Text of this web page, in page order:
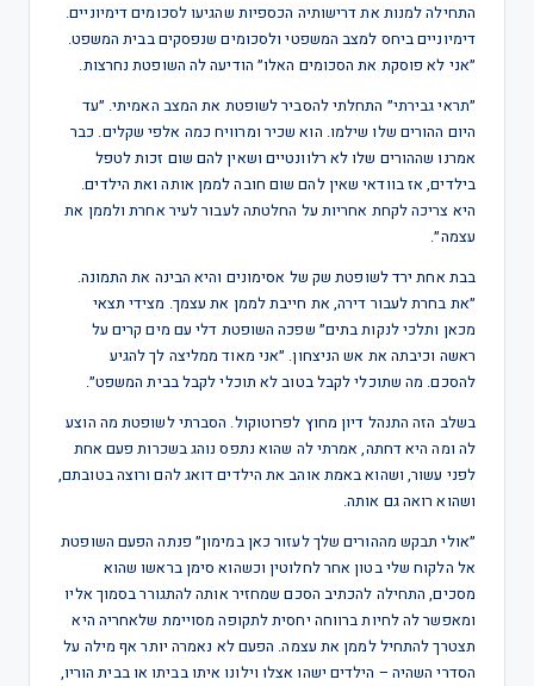
התחילה למנות את דרישותיה הכספיות שהגיעו לסכומים דימיוניים.
דימיוניים ביחס למצב המשפטי ולסכומים שנפסקים בבית המשפט.
״אני לא פוסקת את הסכומים האלו״ הודיעה לה השופטת נחרצות.
״תראי גבירתי״ התחלתי להסביר לשופטת את המצב האמיתי. ״עד
היום ההורים שלו שילמו. הוא שכיר ומרוויח כמה אלפי שקלים. כבר
אמרנו שההורים שלו לא רלוונטיים ושאין להם שום זכות לטפל
בילדים, אז בוודאי שאין להם שום חובה לממן אותה ואת הילדים.
היא צריכה לקחת אחריות על החלטתה לעבור לעיר אחרת ולממן את
עצמה״.
בבת אחת ירד לשופטת שק של אסימונים והיא הבינה את התמונה.
״את בחרת לעבור דירה, את חייבת לממן את עצמך. מצידי תצאי
מכאן ותלכי לנקות בתים״ שפכה השופטת דלי עם מים קרים על
ראשה וכיבתה את אש הניצחון. ״אני מאוד ממליצה לך להגיע
להסכם. מה שתוכלי לקבל בטוב לא תוכלי לקבל בבית המשפט״.
בשלב הזה התנהל דיון מחוץ לפרוטוקול. הסברתי לשופטת מה הוצע
לה ומה היא דחתה, אמרתי לה שהוא נתפס נוהג בשכרות פעם אחת
לפני עשור, ושהוא באמת אוהב את הילדים דואג להם ורוצה בטובתם,
ושהוא רואה גם אותה.
״אולי תבקש מההורים שלך לעזור כאן במימון״ פנתה הפעם השופטת
אל הלקוח שלי בטון אחר לחלוטין וכשהוא סימן בראשו שהוא
מסכים, התחילה להכתיב הסכם שמחזיר אותה להתגורר בסמוך אליו
ומאפשר לה לחיות ברווחה יחסית לתקופה מסויימת שלאחריה היא
תצטרך להתחיל לממן את עצמה. הפעם לא נאמרה יותר אף מילה על
הסדרי השהיה – הילדים ישהו אצלו וילונו איתו בביתו או בבית הוריו,